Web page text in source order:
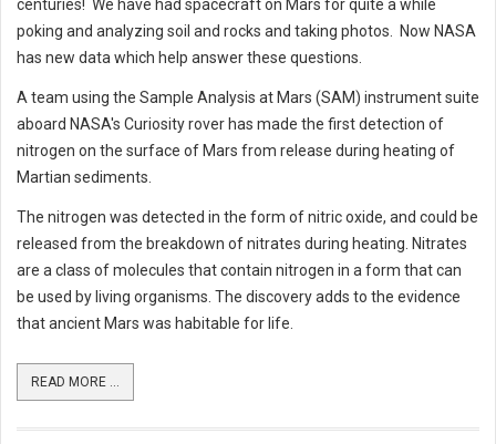
centuries! We have had spacecraft on Mars for quite a while
poking and analyzing soil and rocks and taking photos. Now NASA
has new data which help answer these questions.
A team using the Sample Analysis at Mars (SAM) instrument suite
aboard NASA's Curiosity rover has made the first detection of
nitrogen on the surface of Mars from release during heating of
Martian sediments.
The nitrogen was detected in the form of nitric oxide, and could be
released from the breakdown of nitrates during heating. Nitrates
are a class of molecules that contain nitrogen in a form that can
be used by living organisms. The discovery adds to the evidence
that ancient Mars was habitable for life.
READ MORE ...